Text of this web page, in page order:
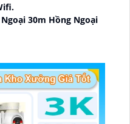
30m Hồng Ngoại